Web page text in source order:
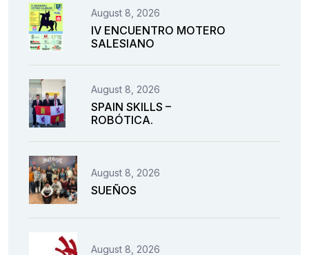
August 8, 2026
IV ENCUENTRO MOTERO
SALESIANO
August 8, 2026
SPAIN SKILLS –
ROBÓTICA.
August 8, 2026
SUEÑOS
August 8, 2026